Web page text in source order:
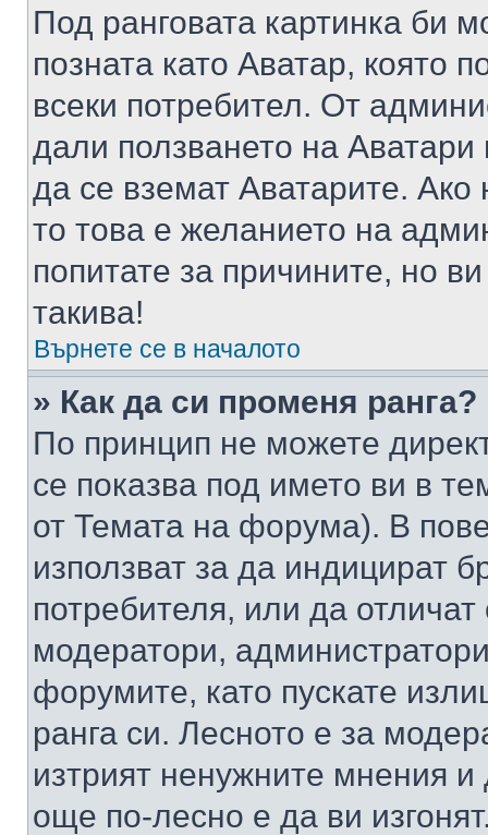
Под ранговата картинка би
позната като Аватар, която
всеки потребител. От
дали ползването на
да се вземат Аватарите.
то това е желанието на
попитате за причините, но
такива!
Върнете се в началото
» Как да си променя ранга?
По принцип не можете
се показва под името ви в
от Темата на форума). В
използват за да индицират
потребителя, или да
модератори,
форумите, като пускате
ранга си. Лесното е за
изтрият ненужните мнения
още по-лесно е да ви